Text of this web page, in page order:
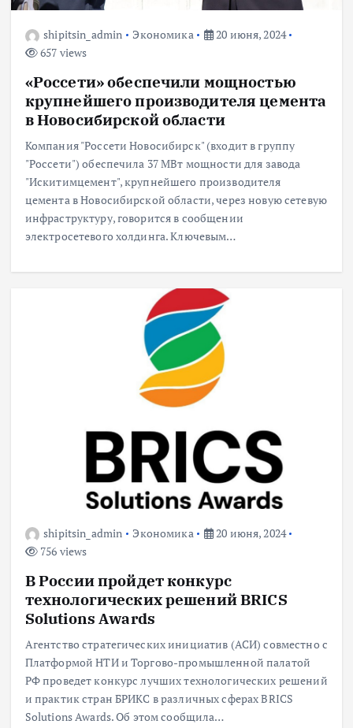
shipitsin_admin Экономика
20 июня, 2024
657 views
«Россети» обеспечили мощностью
крупнейшего производителя цемента
в Новосибирской области
Компания "Россети Новосибирск" (входит в группу
"Россети") обеспечила 37 МВт мощности для завода
"Искитимцемент", крупнейшего производителя
цемента в Новосибирской области, через новую сетевую
инфраструктуру, говорится в сообщении
электросетевого холдинга. Ключевым…
shipitsin_admin Экономика
20 июня, 2024
756 views
В России пройдет конкурс
технологических решений BRICS
Solutions Awards
Агентство стратегических инициатив (АСИ) совместно с
Платформой НТИ и Торгово-промышленной палатой
РФ проведет конкурс лучших технологических решений
и практик стран БРИКС в различных сферах BRICS
Solutions Awards. Об этом сообщила…